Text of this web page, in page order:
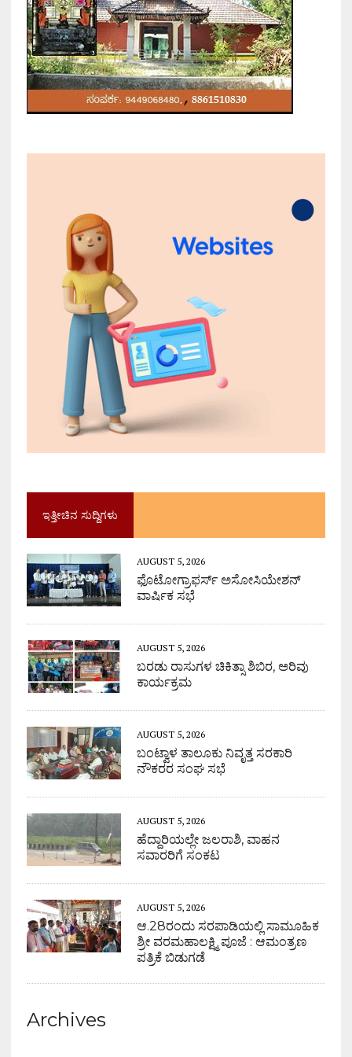
ಇತ್ತೀಚಿನ ಸುದ್ದಿಗಳು
AUGUST 5, 2026
ಫೊಟೋಗ್ರಾಫರ್ಸ್ ಅಸೋಸಿಯೇಶನ್
ವಾರ್ಷಿಕ ಸಭೆ
AUGUST 5, 2026
ಬರಡು ರಾಸುಗಳ ಚಿಕಿತ್ಸಾ ಶಿಬಿರ, ಅರಿವು
ಕಾರ್ಯಕ್ರಮ
AUGUST 5, 2026
ಬಂಟ್ವಾಳ ತಾಲೂಕು ನಿವೃತ್ತ ಸರಕಾರಿ
ನೌಕರರ ಸಂಘ ಸಭೆ
AUGUST 5, 2026
ಹೆದ್ದಾರಿಯಲ್ಲೇ ಜಲರಾಶಿ, ವಾಹನ
ಸವಾರರಿಗೆ ಸಂಕಟ
AUGUST 5, 2026
ಆ.28ರಂದು ಸರಪಾಡಿಯಲ್ಲಿ ಸಾಮೂಹಿಕ
ಶ್ರೀ ವರಮಹಾಲಕ್ಷ್ಮಿ ಪೂಜೆ : ಆಮಂತ್ರಣ
ಪತ್ರಿಕೆ ಬಿಡುಗಡೆ
Archives